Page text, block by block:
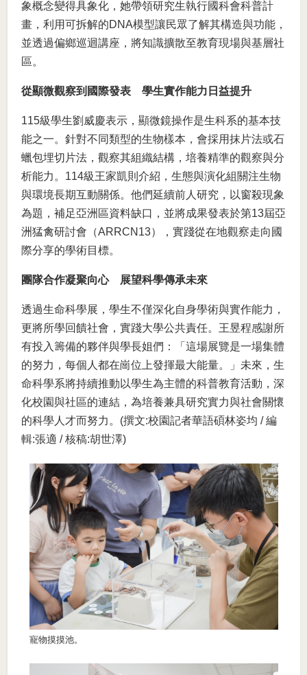
象概念變得具象化，她帶領研究生執行國科會科普計
畫，利用可拆解的DNA模型讓民眾了解其構造與功能，
並透過偏鄉巡迴講座，將知識擴散至教育現場與基層社
區。
從顯微觀察到國際發表 學生實作能力日益提升
115級學生劉威慶表示，顯微鏡操作是生科系的基本技
能之一。針對不同類型的生物樣本，會採用抹片法或石
蠟包埋切片法，觀察其組織結構，培養精準的觀察與分
析能力。114級王家凱則介紹，生態與演化組關注生物
與環境長期互動關係。他們延續前人研究，以窗殺現象
為題，補足亞洲區資料缺口，並將成果發表於第13屆亞
洲猛禽研討會（ARRCN13），實踐從在地觀察走向國
際分享的學術目標。
團隊合作凝聚向心 展望科學傳承未來
透過生命科學展，學生不僅深化自身學術與實作能力，
更將所學回饋社會，實踐大學公共責任。王昱程感謝所
有投入籌備的夥伴與學長姐們：「這場展覽是一場集體
的努力，每個人都在崗位上發揮最大能量。」未來，生
命科學系將持續推動以學生為主體的科普教育活動，深
化校園與社區的連結，為培養兼具研究實力與社會關懷
的科學人才而努力。(撰文:校園記者華語碩林姿均 / 編
輯:張適 / 核稿:胡世澤)
寵物摸摸池。